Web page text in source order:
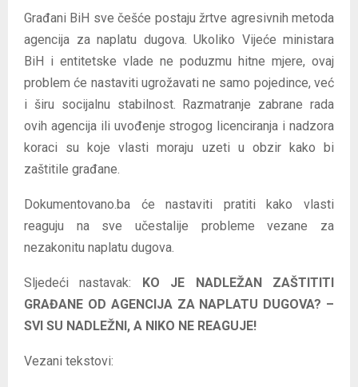
Građani BiH sve češće postaju žrtve agresivnih metoda
agencija za naplatu dugova. Ukoliko Vijeće ministara
BiH i entitetske vlade ne poduzmu hitne mjere, ovaj
problem će nastaviti ugrožavati ne samo pojedince, već
i širu socijalnu stabilnost. Razmatranje zabrane rada
ovih agencija ili uvođenje strogog licenciranja i nadzora
koraci su koje vlasti moraju uzeti u obzir kako bi
zaštitile građane.
Dokumentovano.ba će nastaviti pratiti kako vlasti
reaguju na sve učestalije probleme vezane za
nezakonitu naplatu dugova.
Sljedeći nastavak: KO JE NADLEŽAN ZAŠTITITI
GRAĐANE OD AGENCIJA ZA NAPLATU DUGOVA? –
SVI SU NADLEŽNI, A NIKO NE REAGUJE!
Vezani tekstovi: